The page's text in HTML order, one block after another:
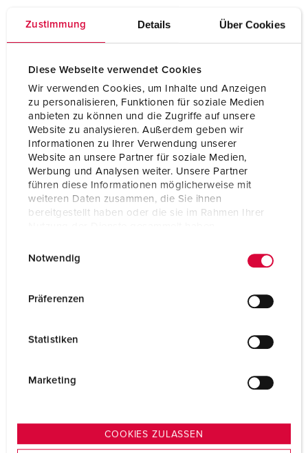
Zustimmung Details Über Cookies
Diese Webseite verwendet Cookies
Wir verwenden Cookies, um Inhalte und Anzeigen
zu personalisieren, Funktionen für soziale Medien
anbieten zu können und die Zugriffe auf unsere
Website zu analysieren. Außerdem geben wir
Informationen zu Ihrer Verwendung unserer
Website an unsere Partner für soziale Medien,
Werbung und Analysen weiter. Unsere Partner
führen diese Informationen möglicherweise mit
weiteren Daten zusammen, die Sie ihnen
bereitgestellt haben oder die sie im Rahmen Ihrer
s
Notwendig
Präferenzen
Statistiken
Marketing
COOKIES ZULASSEN
Containerhafen Grangemouth
KoneCranes
Profitieren Sie von unserer langjährigen Erfahrung und
sprechen Sie uns einfach an:
Ansprechpersonen vor Ort